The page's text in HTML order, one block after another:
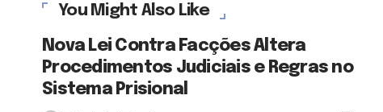
You Might Also Like
Nova Lei Contra Facções Altera
Procedimentos Judiciais e Regras no
Sistema Prisional